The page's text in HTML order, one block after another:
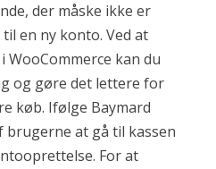
der måske ikke er
en ny konto. Ved at
kan du
og gøre det lettere for
køb. Ifølge Baymard
brugerne at gå til kassen
For at